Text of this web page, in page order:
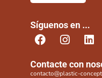
Síguenos en ...
Contacte con
contacto@plastic-